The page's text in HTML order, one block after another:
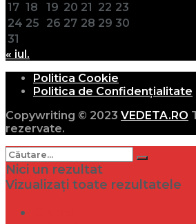
17 18 19 20 21 22 23
24 25 26 27 28 29 30
31
« iul.
Politica Cookie
Politica de Confidențialitate
Copywriting © 2023 VEDETA.RO
rezervate.
Nici un rezultat
Vizualizați toate rezultatele